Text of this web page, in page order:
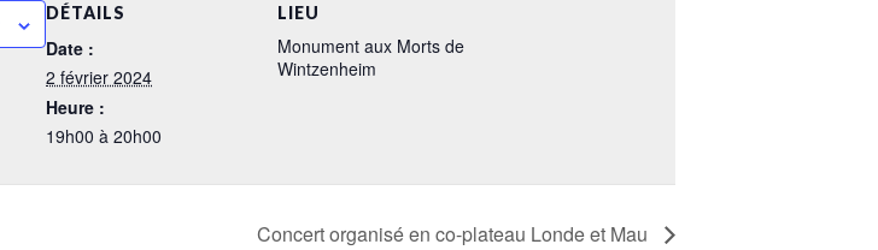
DÉTAILS
Date :
2 février 2024
Heure :
19h00 à 20h00
LIEU
Monument aux Morts de
Wintzenheim
Concert organisé en co-plateau Londe et Mau